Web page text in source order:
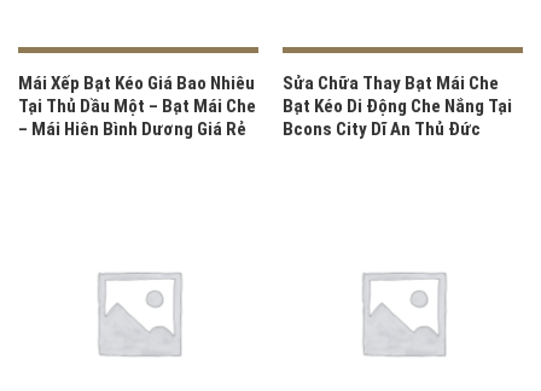
Mái Xếp Bạt Kéo Giá Bao Nhiêu
Tại Thủ Dầu Một – Bạt Mái Che
– Mái Hiên Bình Dương Giá Rẻ
Sửa Chữa Thay Bạt Mái Che
Bạt Kéo Di Động Che Nắng Tại
Bcons City Dĩ An Thủ Đức